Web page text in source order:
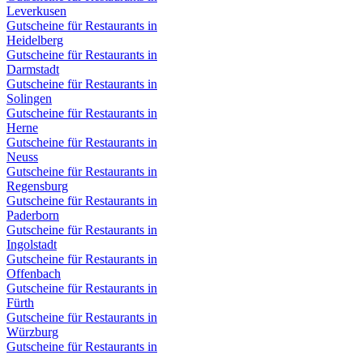
Leverkusen
Gutscheine für Restaurants in
Heidelberg
Gutscheine für Restaurants in
Darmstadt
Gutscheine für Restaurants in
Solingen
Gutscheine für Restaurants in
Herne
Gutscheine für Restaurants in
Neuss
Gutscheine für Restaurants in
Regensburg
Gutscheine für Restaurants in
Paderborn
Gutscheine für Restaurants in
Ingolstadt
Gutscheine für Restaurants in
Offenbach
Gutscheine für Restaurants in
Fürth
Gutscheine für Restaurants in
Würzburg
Gutscheine für Restaurants in